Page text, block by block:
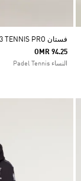
فستان Y-3 TENNIS PRO
OMR 94.25
النساء Padel Tennis